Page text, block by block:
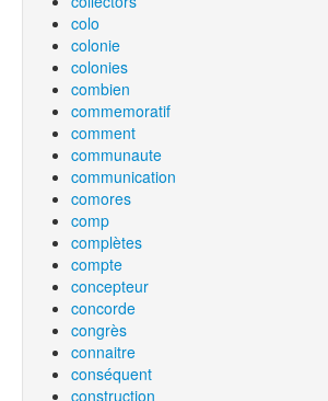
colo
colonie
colonies
combien
commemoratif
comment
communaute
communication
comores
comp
complètes
compte
concepteur
concorde
congrès
connaitre
conséquent
construction